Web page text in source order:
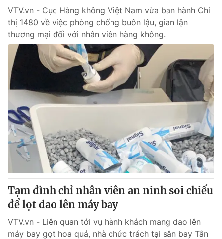
THỜI BÁO VTV
Theo dõi báo trên
Cơ quan chủ quản:
Đài Truyền hình Việt Nam
Cơ quan báo chí:Thời báo VTV
Giấy phép hoạt động báo in và báo điện tử số 483/GP-BTTTT
cấp ngày 29/12/2023
Tổng Biên tập:Vũ Thanh Thủy
Phó Tổng Biên tập:Nguyễn Thị Mỹ Hạnh, Phạm Quốc Thắng,
Nguyễn Trọng Ninh
Tổng đài VTV:024.38 355 931 - 024.38 355 932
Ðiện thoại Thời báo VTV:024.66 897 897
Email:toasoan@vtv.vn
Liên hệ quảng cáo:
024-7300.7108
VTV.vn - Cục Hàng không Việt Nam vừa ban hành Chỉ
thị 1480 về việc phòng chống buôn lậu, gian lận
thương mại đối với nhân viên hàng không.
Tạm đình chỉ nhân viên an ninh soi chiếu
để lọt dao lên máy bay
VTV.vn - Liên quan tới vụ hành khách mang dao lên
máy bay gọt hoa quả, nhà chức trách tại sân bay Tân